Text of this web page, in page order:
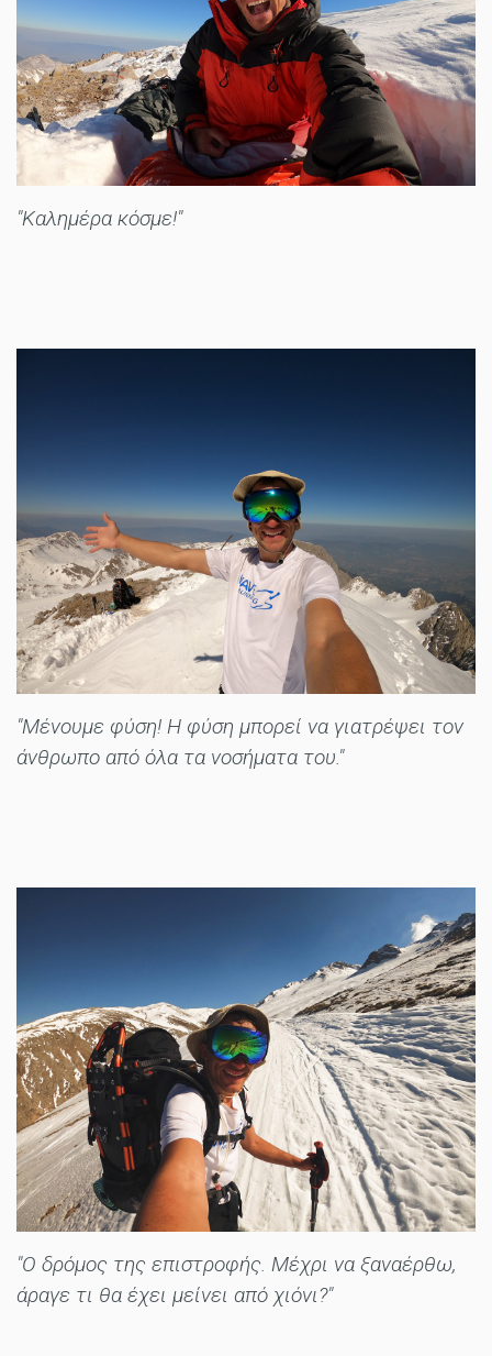
"Καλημέρα κόσμε!"
"Μένουμε φύση! Η φύση μπορεί να γιατρέψει τον
άνθρωπο από όλα τα νοσήματα του."
"Ο δρόμος της επιστροφής. Μέχρι να ξαναέρθω,
άραγε τι θα έχει μείνει από χιόνι?"